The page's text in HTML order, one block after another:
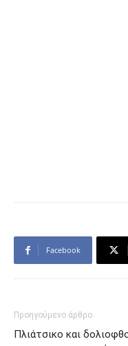
Facebook
Προηγούμενο άρθρο
Πλιάτσικο και